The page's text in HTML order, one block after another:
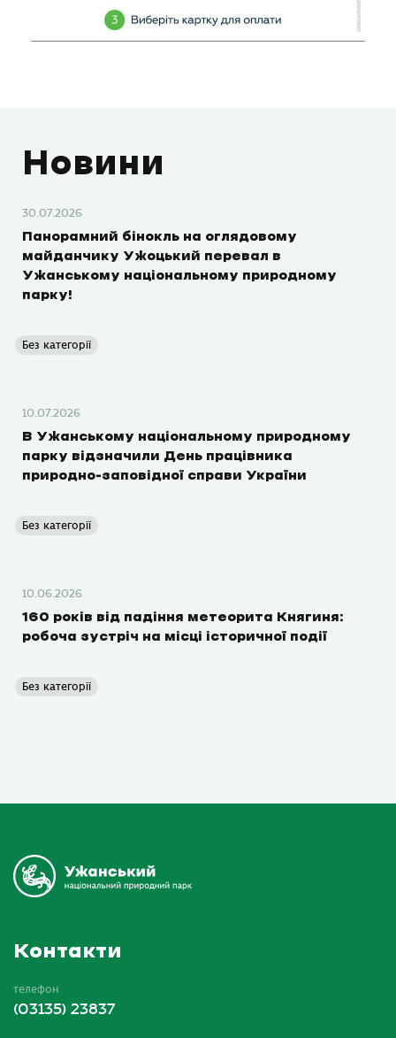
Новини
30.07.2026
Панорамний бінокль на оглядовому
майданчику Ужоцький перевал в
Ужанському національному природному
парку!
Без категорії
10.07.2026
В Ужанському національному природному
парку відзначили День працівника
природно-заповідної справи України
Без категорії
10.06.2026
160 років від падіння метеорита Княгиня:
робоча зустріч на місці історичної події
Без категорії
Контакти
телефон
(03135) 23837